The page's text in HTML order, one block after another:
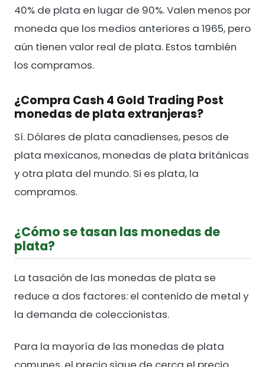
40% de plata en lugar de 90%. Valen menos por
moneda que los medios anteriores a 1965, pero
aún tienen valor real de plata. Estos también
los compramos.
¿Compra Cash 4 Gold Trading Post
monedas de plata extranjeras?
Sí. Dólares de plata canadienses, pesos de
plata mexicanos, monedas de plata británicas
y otra plata del mundo. Si es plata, la
compramos.
¿Cómo se tasan las monedas de
plata?
La tasación de las monedas de plata se
reduce a dos factores: el contenido de metal y
la demanda de coleccionistas.
Para la mayoría de las monedas de plata